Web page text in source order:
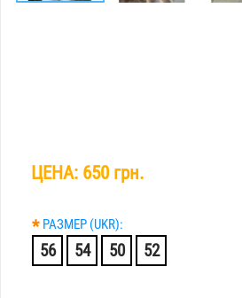
ЦЕНА: 650 грн.
* РАЗМЕР (UKR):
56 54 50 52